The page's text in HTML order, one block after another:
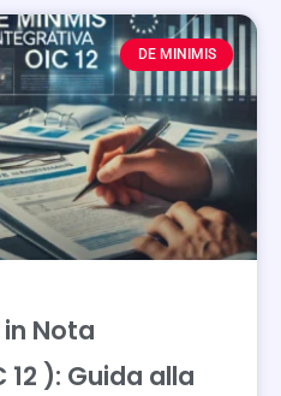
DE MINIMIS
Nota
): Guida alla
Page